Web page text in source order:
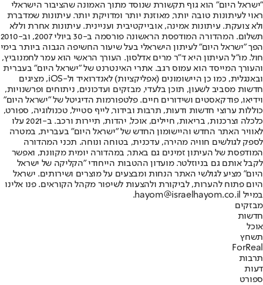
"ישראל היום" הוא גוף תקשורת שנוסד מתוך האמונה שהציבור הישראלי
ראוי לעיתונות טובה יותר, מאוזנת יותר ומדויקת יותר. עיתונות שמדברת
ולא צועקת. עיתונות אמינה, אובייקטיבית ועניינית. עיתונות אחרת וללא
תשלום. המהדורה המודפסת הראשונה פורסמה ב-30 ביולי 2007, וב-2010
הפך "ישראל היום" לעיתון הישראלי בעל שיעור החשיפה הגבוה ביותר בימי
חול. מו"ל העיתון היא ד"ר מרים אדלסון. העורך הראשי הוא עמר לחמנוביץ,
והעורך המייסד הוא עמוס רגב. אתרי האינטרנט של "ישראל היום" בעברית
ובאנגלית, כמו כן היישומונים (אפליקציות) לאנדרואיד ול-iOS, מציגים
חדשות מסביב לשעון, תוכן בלעדי, מבזקים ועדכונים, ניתוחים ופרשנויות,
וידיאו, פודקאסטים ושידורים חיים. פלטפורמות הדיגיטל של "ישראל היום"
כוללות ערוצי חדשות ודעות, תרבות ובידור, לייף סטייל, טכנולוגיה, ספורט,
כלכלה וצרכנות, בריאות, חיילים, אוכל, יהדות, תיירות ורכב. ב-2021 עלו
לאוויר האתר החדש והיישומון החדש של "ישראל היום" בעברית, במטרה
לספק לגולשים חוויה מהירה, עדכנית, בטוחה ונוחה. תכני המהדורה
המודפסת של העיתון זמינים גם באתר, במהדורה יומית מקוונת, ואפשר
לקבל אותם גם בניוזלטר. מועדון ההטבות הייחודי "הקליקה של ישראל
היום" מציע לגולשי האתר הנחות ומבצעים על מוצרים ושירותים. ישראל
היום פתוח להערות, לביקורת ולהצעות לשיפור מקהל הקוראים. פנו אלינו
במייל hayom@israelhayom.co.il.
מבזקים
חדשות
אוכל
תשחץ
ForReal
תרבות
דעות
ספורט